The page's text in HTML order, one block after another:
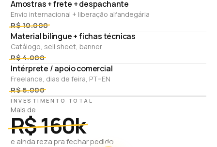
Amostras + frete + despachante
Envio internacional + liberação alfandegária
R$ 10.000
Material bilíngue + fichas técnicas
Catálogo, sell sheet, banner
R$ 4.000
Intérprete / apoio comercial
Freelance, dias de feira, PT–EN
R$ 6.000
INVESTIMENTO TOTAL
Mais de
R$ 160k
e ainda reza pra fechar pedido